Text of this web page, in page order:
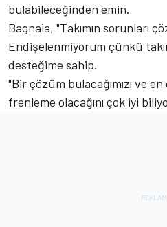
bulabileceğinden emin.
Bagnaia, "Takımın sorunları
Endişelenmiyorum çünkü
desteğime sahip.
"Bir çözüm bulacağımızı ve
frenleme olacağını çok iyi